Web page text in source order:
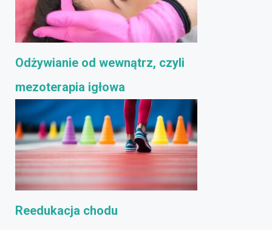
Odżywianie od wewnątrz, czyli
mezoterapia igłowa
Reedukacja chodu